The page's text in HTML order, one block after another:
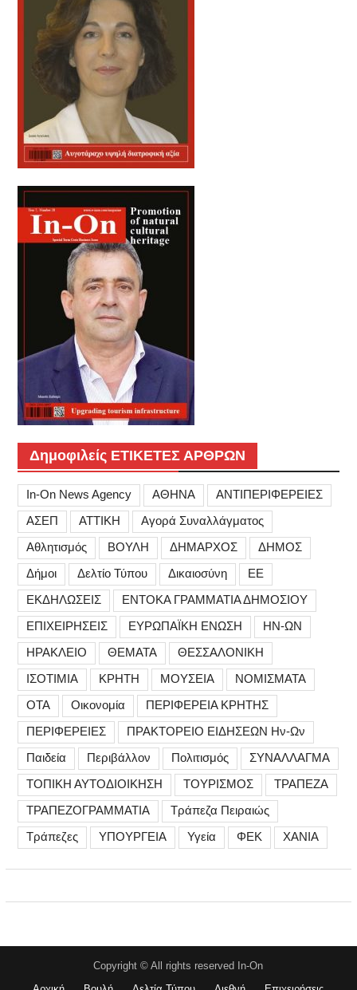
Δημοφιλείς ΕΤΙΚΕΤΕΣ ΑΡΘΡΩΝ
In-On News Agency ΑΘΗΝΑ
ΑΝΤΙΠΕΡΙΦΕΡΕΙΕΣ
ΑΣΕΠ
ΑΤΤΙΚΗ
Αγορά Συναλλάγματος
Αθλητισμός
ΒΟΥΛΗ ΔΗΜΑΡΧΟΣ
ΔΗΜΟΣ
Δήμοι
Δελτίο Τύπου Δικαιοσύνη
ΕΕ
ΕΚΔΗΛΩΣΕΙΣ
ΕΝΤΟΚΑ ΓΡΑΜΜΑΤΙΑ ΔΗΜΟΣΙΟΥ
ΕΠΙΧΕΙΡΗΣΕΙΣ
ΕΥΡΩΠΑΪΚΗ ΕΝΩΣΗ
ΗΝ-ΩΝ
ΗΡΑΚΛΕΙΟ
ΘΕΜΑΤΑ
ΘΕΣΣΑΛΟΝΙΚΗ
ΙΣΟΤΙΜΙΑ
ΚΡΗΤΗ ΜΟΥΣΕΙΑ
ΝΟΜΙΣΜΑΤΑ
ΟΤΑ
Οικονομία
ΠΕΡΙΦΕΡΕΙΑ ΚΡΗΤΗΣ
ΠΕΡΙΦΕΡΕΙΕΣ
ΠΡΑΚΤΟΡΕΙΟ ΕΙΔΗΣΕΩΝ Ην-Ων
Παιδεία
Περιβάλλον Πολιτισμός
ΣΥΝΑΛΛΑΓΜΑ
ΤΟΠΙΚΗ ΑΥΤΟΔΙΟΙΚΗΣΗ
ΤΟΥΡΙΣΜΟΣ
ΤΡΑΠΕΖΑ
ΤΡΑΠΕΖΟΓΡΑΜΜΑΤΙΑ
Τράπεζα Πειραιώς
Τράπεζες
ΥΠΟΥΡΓΕΙΑ Υγεία ΦΕΚ ΧΑΝΙΑ
Copyright © All rights reserved In-On